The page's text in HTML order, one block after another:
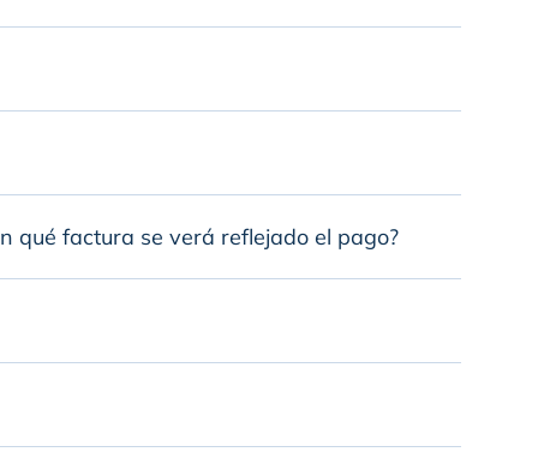
qué factura se verá reflejado el pago?